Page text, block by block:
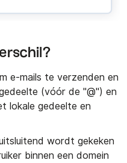
e-mails te verzenden en
(vóór de "@") en
lokale gedeelte en
wordt gekeken
binnen een domein